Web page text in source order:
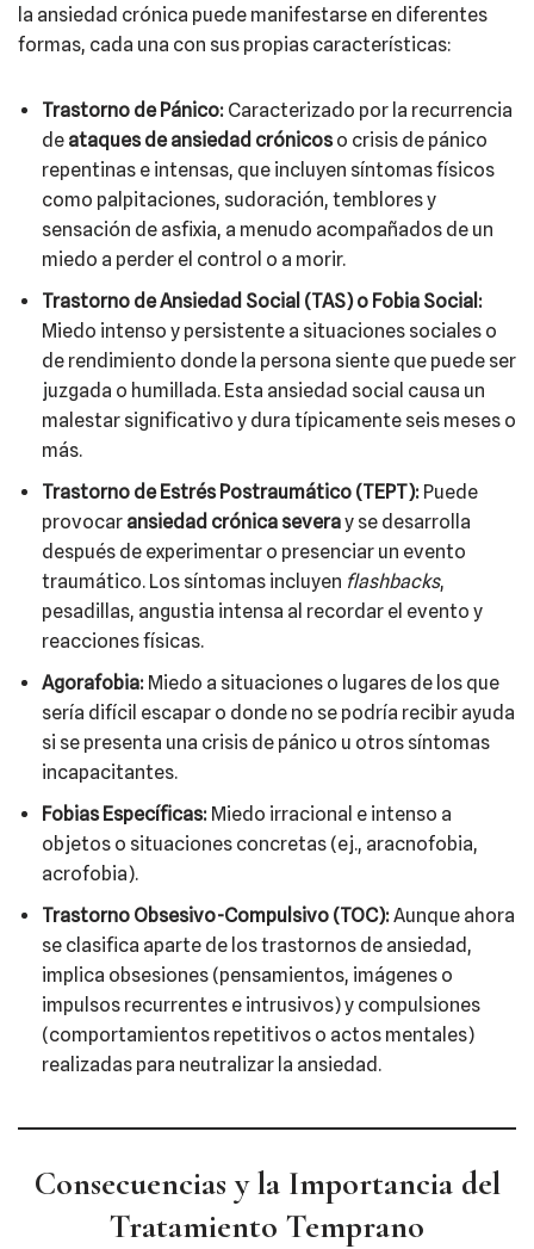
la ansiedad crónica puede manifestarse en diferentes
formas, cada una con sus propias características:
Trastorno de Pánico: Caracterizado por la recurrencia
de ataques de ansiedad crónicoso crisis de pánico
repentinas e intensas, que incluyen síntomas físicos
como palpitaciones, sudoración, temblores y
sensación de asfixia, a menudo acompañados de un
miedo a perder el control o a morir.
Trastorno de Ansiedad Social (TAS) o Fobia Social:
Miedo intenso y persistente a situaciones sociales o
de rendimiento donde la persona siente que puede ser
juzgada o humillada. Esta ansiedad social causa un
malestar significativo y dura típicamente seis meses o
más.
Trastorno de Estrés Postraumático (TEPT): Puede
provocar ansiedad crónica severay se desarrolla
después de experimentar o presenciar un evento
traumático. Los síntomas incluyen flashbacks,
pesadillas, angustia intensa al recordar el evento y
reacciones físicas.
Agorafobia: Miedo a situaciones o lugares de los que
sería difícil escapar o donde no se podría recibir ayuda
si se presenta una crisis de pánico u otros síntomas
incapacitantes.
Fobias Específicas: Miedo irracional e intenso a
objetos o situaciones concretas (ej., aracnofobia,
acrofobia).
Trastorno Obsesivo-Compulsivo (TOC):Aunque ahora
se clasifica aparte de los trastornos de ansiedad,
implica obsesiones (pensamientos, imágenes o
impulsos recurrentes e intrusivos) y compulsiones
(comportamientos repetitivos o actos mentales)
realizadas para neutralizar la ansiedad.
Consecuencias y la Importancia del
Tratamiento Temprano